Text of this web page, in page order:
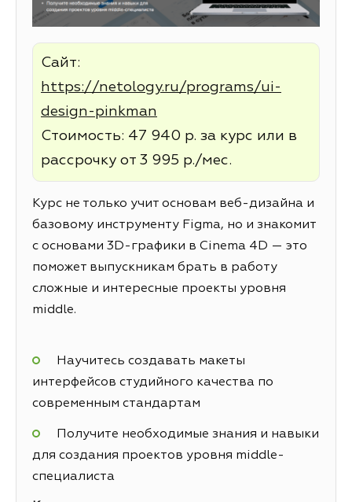
Сайт:
https://netology.ru/programs/ui-
design-pinkman
Стоимость: 47 940 р. за курс или в
рассрочку от 3 995 р./мес.
Курс не только учит основам веб-дизайна и
базовому инструменту Figma, но и знакомит
с основами 3D-графики в Cinema 4D — это
поможет выпускникам брать в работу
сложные и интересные проекты уровня
middle.
Научитесь создавать макеты
интерфейсов студийного качества по
современным стандартам
Получите необходимые знания и навыки
для создания проектов уровня middle-
специалиста